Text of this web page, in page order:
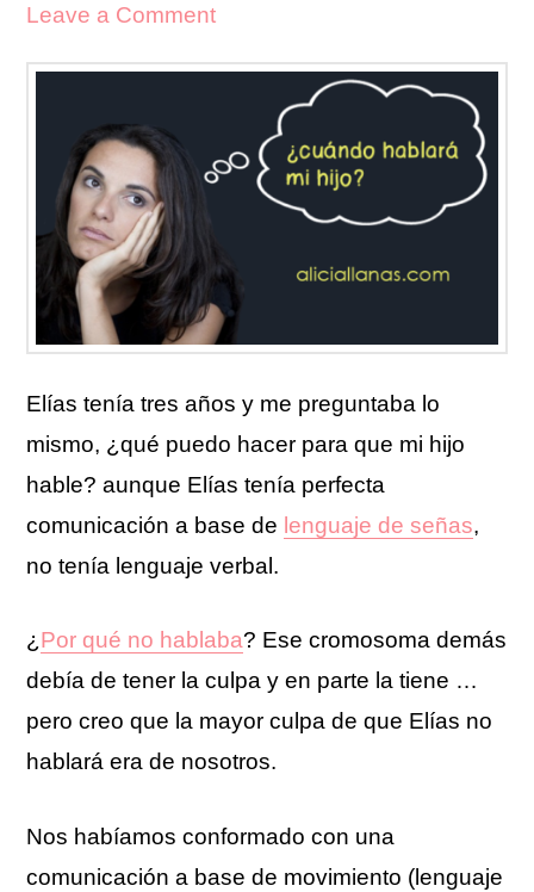
Leave a Comment
Elías tenía tres años y me preguntaba lo
mismo, ¿qué puedo hacer para que mi hijo
hable? aunque Elías tenía perfecta
comunicación a base de lenguaje de señas,
no tenía lenguaje verbal.
¿Por qué no hablaba? Ese cromosoma demás
debía de tener la culpa y en parte la tiene …
pero creo que la mayor culpa de que Elías no
hablará era de nosotros.
Nos habíamos conformado con una
comunicación a base de movimiento (lenguaje